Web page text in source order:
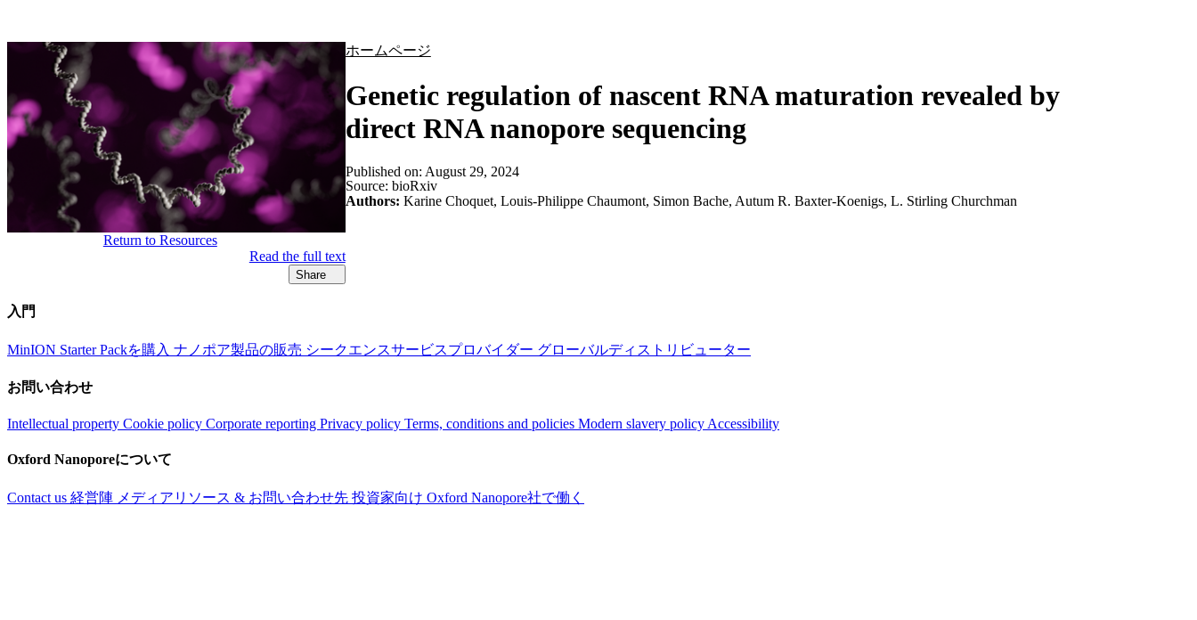
ホームページ
Genetic regulation of nascent RNA maturation revealed by
direct RNA nanopore sequencing
Return to Resources
Read the full text
Share
Published on: August 29, 2024
Source: bioRxiv
Authors: Karine Choquet, Louis-Philippe Chaumont, Simon Bache, Autum R. Baxter-Koenigs, L. Stirling Churchman
入門
MinION Starter Packを購入 ナノポア製品の販売 シークエンスサービスプロバイダー グローバルディストリビューター
お問い合わせ
Intellectual property Cookie policy Corporate reporting Privacy policy Terms, conditions and policies Modern slavery policy Accessibility
Oxford Nanoporeについて
Contact us 経営陣 メディアリソース & お問い合わせ先 投資家向け Oxford Nanopore社で働く